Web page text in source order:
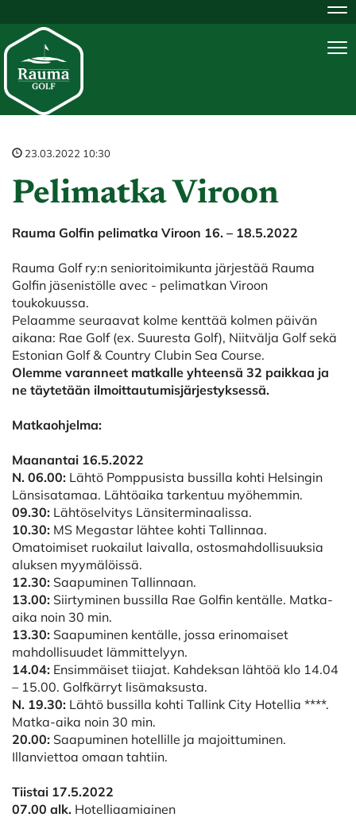
23.03.2022 10:30
Pelimatka Viroon
Rauma Golfin pelimatka Viroon 16. – 18.5.2022
Rauma Golf ry:n senioritoimikunta järjestää Rauma
Golfin jäsenistölle avec - pelimatkan Viroon
toukokuussa.
Pelaamme seuraavat kolme kenttää kolmen päivän
aikana: Rae Golf (ex. Suuresta Golf), Niitvälja Golf sekä
Estonian Golf & Country Clubin Sea Course.
Olemme varanneet matkalle yhteensä 32 paikkaa ja
ne täytetään ilmoittautumisjärjestyksessä.
Matkaohjelma:
Maanantai 16.5.2022
N. 06.00: Lähtö Pomppusista bussilla kohti Helsingin
Länsisatamaa. Lähtöaika tarkentuu myöhemmin.
09.30: Lähtöselvitys Länsiterminaalissa.
10.30: MS Megastar lähtee kohti Tallinnaa.
Omatoimiset ruokailut laivalla, ostosmahdollisuuksia
aluksen myymälöissä.
12.30: Saapuminen Tallinnaan.
13.00: Siirtyminen bussilla Rae Golfin kentälle. Matka-
aika noin 30 min.
13.30: Saapuminen kentälle, jossa erinomaiset
mahdollisuudet lämmittelyyn.
14.04: Ensimmäiset tiiajat. Kahdeksan lähtöä klo 14.04
– 15.00. Golfkärryt lisämaksusta.
N. 19.30: Lähtö bussilla kohti Tallink City Hotellia ****.
Matka-aika noin 30 min.
20.00: Saapuminen hotellille ja majoittuminen.
Illanviettoa omaan tahtiin.
Tiistai 17.5.2022
07.00 alk. Hotelliaamiainen